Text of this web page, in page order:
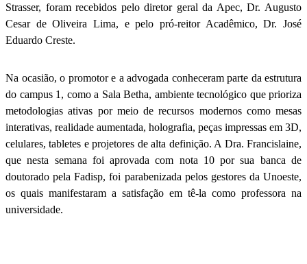
Strasser, foram recebidos pelo diretor geral da Apec, Dr. Augusto
Cesar de Oliveira Lima, e pelo pró-reitor Acadêmico, Dr. José
Eduardo Creste.
Na ocasião, o promotor e a advogada conheceram parte da estrutura
do campus 1, como a Sala Betha, ambiente tecnológico que prioriza
metodologias ativas por meio de recursos modernos como mesas
interativas, realidade aumentada, holografia, peças impressas em 3D,
celulares, tabletes e projetores de alta definição. A Dra. Francislaine,
que nesta semana foi aprovada com nota 10 por sua banca de
doutorado pela Fadisp, foi parabenizada pelos gestores da Unoeste,
os quais manifestaram a satisfação em tê-la como professora na
universidade.